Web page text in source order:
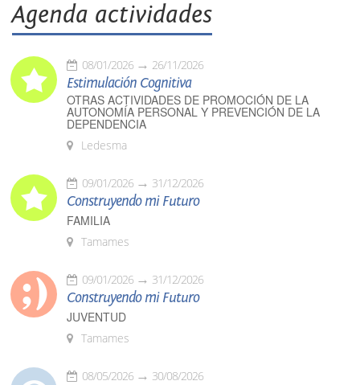
Agenda actividades
08/01/2026 26/11/2026
Estimulación Cognitiva
OTRAS ACTIVIDADES DE PROMOCIÓN DE LA
AUTONOMÍA PERSONAL Y PREVENCIÓN DE LA
DEPENDENCIA
Ledesma
09/01/2026 31/12/2026
Construyendo mi Futuro
FAMILIA
Tamames
09/01/2026 31/12/2026
Construyendo mi Futuro
JUVENTUD
Tamames
08/05/2026 30/08/2026